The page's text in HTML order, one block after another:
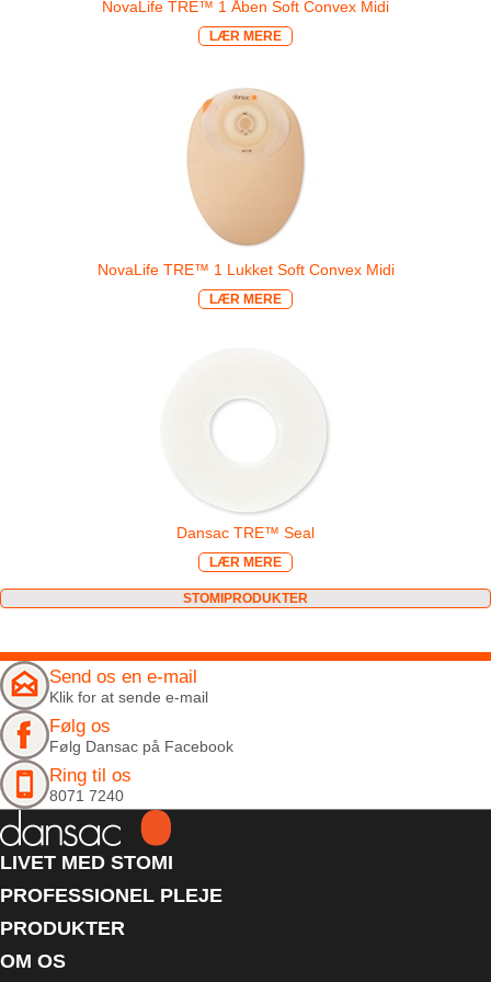
NovaLife TRE™ 1 Åben Soft Convex Midi
LÆR MERE
NovaLife TRE™ 1 Lukket Soft Convex Midi
LÆR MERE
Dansac TRE™ Seal
LÆR MERE
STOMIPRODUKTER
Send os en e-mail
Klik for at sende e-mail
Følg os
Følg Dansac på Facebook
Ring til os
8071 7240
LIVET MED STOMI
PROFESSIONEL PLEJE
PRODUKTER
OM OS